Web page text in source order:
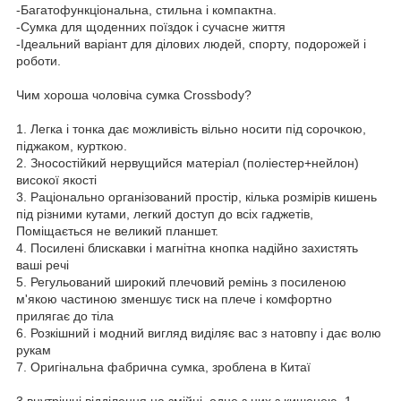
-Багатофункціональна, стильна і компактна.
-Сумка для щоденних поїздок і сучасне життя
-Ідеальний варіант для ділових людей, спорту, подорожей і
роботи.
Чим хороша чоловіча сумка Crossbody?
1. Легка і тонка дає можливість вільно носити під сорочкою,
піджаком, курткою.
2. Зносостійкий нервущийся матеріал (поліестер+нейлон)
високої якості
3. Раціонально організований простір, кілька розмірів кишень
під різними кутами, легкий доступ до всіх гаджетів,
Поміщається не великий планшет.
4. Посилені блискавки і магнітна кнопка надійно захистять
ваші речі
5. Регульований широкий плечовий ремінь з посиленою
м'якою частиною зменшує тиск на плече і комфортно
прилягає до тіла
6. Розкішний і модний вигляд виділяє вас з натовпу і дає волю
рукам
7. Оригінальна фабрична сумка, зроблена в Китаї